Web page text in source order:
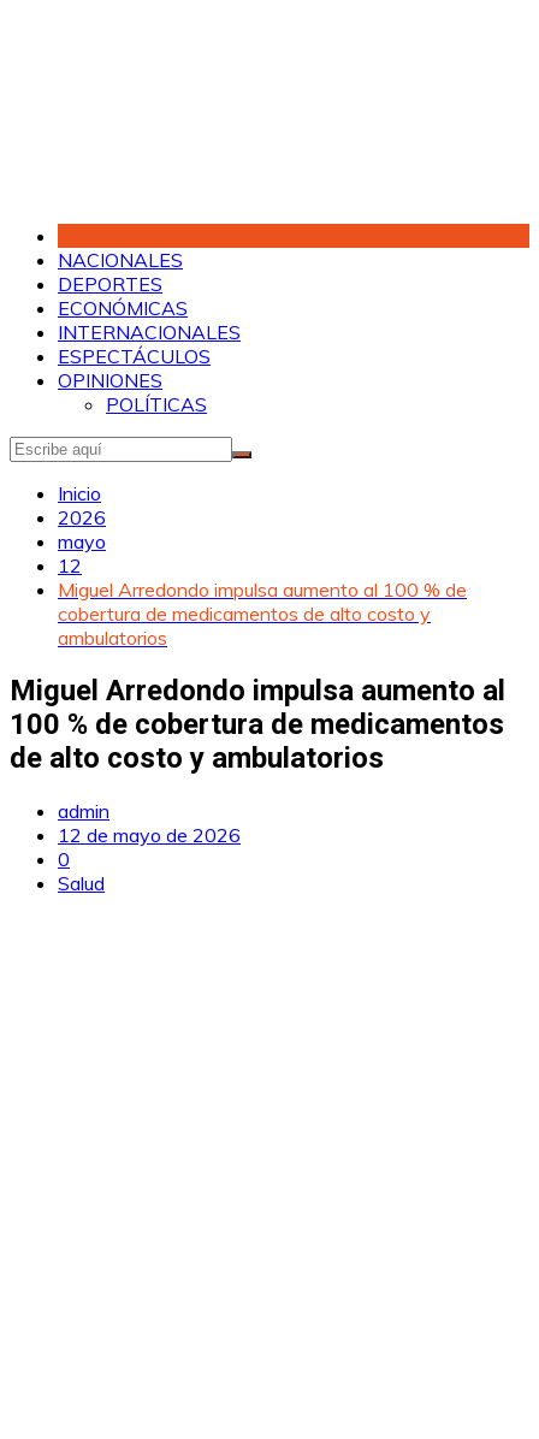
NACIONALES
DEPORTES
ECONÓMICAS
INTERNACIONALES
ESPECTÁCULOS
OPINIONES
POLÍTICAS
Inicio
2026
mayo
12
Miguel Arredondo impulsa aumento al 100 % de
cobertura de medicamentos de alto costo y
ambulatorios
Miguel Arredondo impulsa aumento al
100 % de cobertura de medicamentos
de alto costo y ambulatorios
admin
12 de mayo de 2026
0
Salud